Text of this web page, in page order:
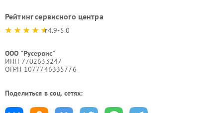
Рейтинг сервисного центра
4.9-5.0
ООО "Русервис"
ИНН 7702633247
ОГРН 1077746335776
Поделиться в соц. сетях: